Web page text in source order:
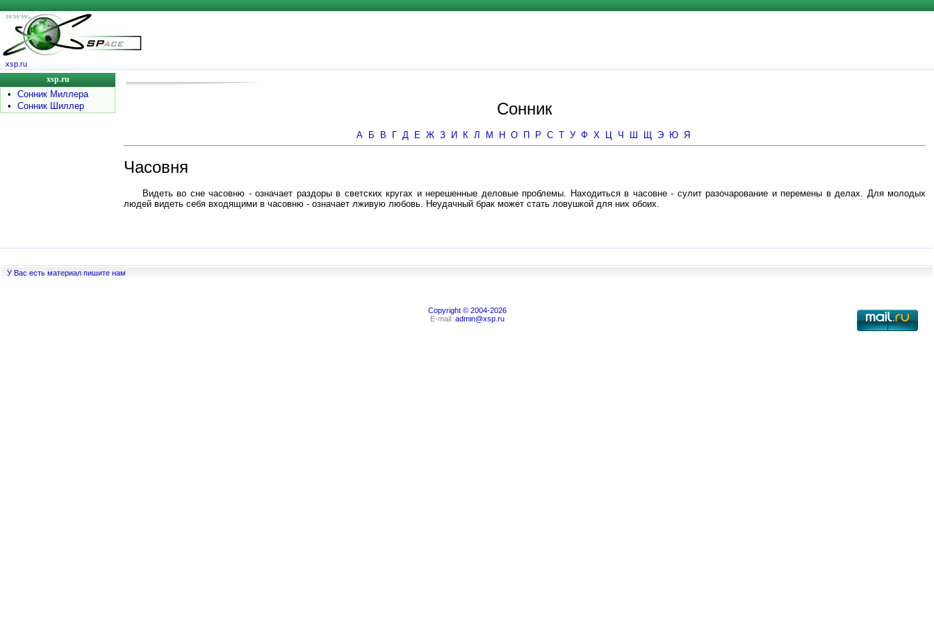
xsp.ru
xsp.ru
•
Сонник Миллера
•
Сонник Шиллер Сонник
А Б В Г Д Е Ж З И К Л М Н О П Р С Т У Ф Х Ц Ч Ш Щ Э Ю Я
Часовня
Видеть во сне часовню - означает раздоры в светских кругах и нерешенные деловые проблемы. Находиться в часовне - сулит разочарование и перемены в делах. Для молодых
людей видеть себя входящими в часовню - означает лживую любовь. Неудачный брак может стать ловушкой для них обоих.
У Вас есть материал пишите нам
Copyright © 2004-2026
E-mail: admin@xsp.ru